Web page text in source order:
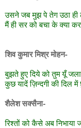
उसने जब मुझ पे तेग उठा ही
मैं ही सर को बचा के क्या
शिव कुमार मिश्र मोहन-
बुझते हुए दिये को तुम यूँ
कुछ यादें ज़िन्दगी की दिल में
शैलेश सक्सैना-
रिश्तों को कैसे अब निभाया